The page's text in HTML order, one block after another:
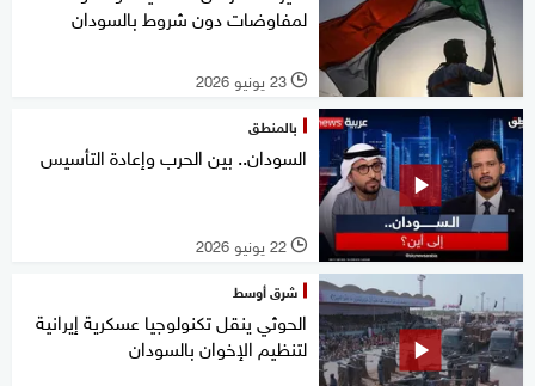
لمفاوضات دون شروط بالسودان
l 23 يونيو 2026
بالمنطق
السودان.. بين الحرب وإعادة التأسيس
l 22 يونيو 2026
شرق أوسط
الحوثي ينقل تكنولوجيا عسكرية إيرانية
لتنظيم الإخوان بالسودان